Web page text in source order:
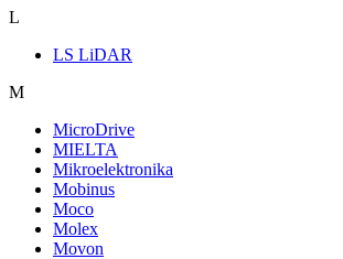
L
LS LiDAR
M
MicroDrive
MIELTA
Mikroelektronika
Mobinus
Moco
Molex
Movon